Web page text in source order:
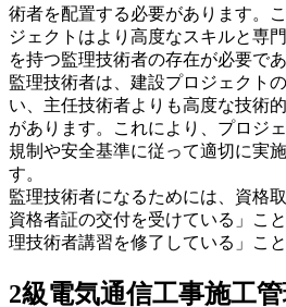
術者を配置する必要があります。
ジェクトはより高度なスキルと専
を持つ監理技術者の存在が必要で
監理技術者は、建設プロジェクト
い、主任技術者よりも高度な技術
があります。これにより、プロジ
規制や安全基準に従って適切に実
す。
監理技術者になるためには、資格
資格者証の交付を受けている」こ
理技術者講習を修了している」こと
2級電気通信工事施工